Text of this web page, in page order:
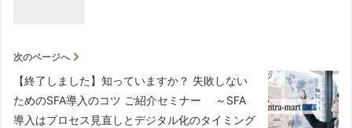
次のページへ
【終了しました】知っていますか？ 失敗しない
ためのSFA導入のコツ ご紹介セミナー ～SFA
導入はプロセス見直しとデジタル化のタイミング